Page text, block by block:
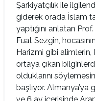
Şarkiyatçılık ile
giderek orada İslam
yaptığını anlatan
Fuat Sezgin,
Harizmi gibi alimlerin,
ortaya çıkan
olduklarını
başlıyor.